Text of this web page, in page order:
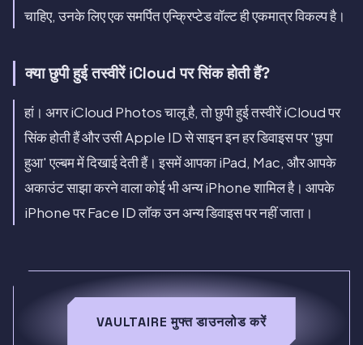
चाहिए, उनके लिए एक समर्पित एन्क्रिप्टेड वॉल्ट ही एकमात्र विकल्प है।
क्या छुपी हुई तस्वीरें iCloud पर सिंक होती हैं?
हां। अगर iCloud Photos चालू है, तो छुपी हुई तस्वीरें iCloud पर
सिंक होती हैं और उसी Apple ID से साइन इन हर डिवाइस पर 'छुपा
हुआ' एल्बम में दिखाई देती हैं। इसमें आपका iPad, Mac, और आपके
अकाउंट साझा करने वाला कोई भी अन्य iPhone शामिल है। आपके
iPhone पर Face ID लॉक उन अन्य डिवाइस पर नहीं जाता।
VAULTAIRE मुफ्त डाउनलोड करें